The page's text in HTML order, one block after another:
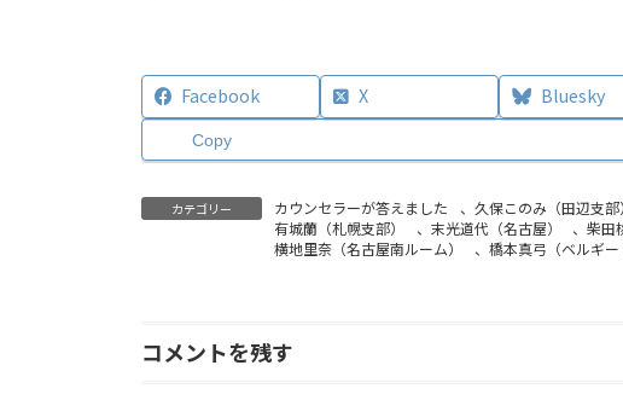
Facebook X Bluesky
Copy
カテゴリー カウンセラーが答えました 、 久保このみ（田辺支部）
有城蘭（札幌支部）
、 末光道代（名古屋） 、柴田
横地里奈（名古屋南ルーム）
、 橋本真弓（ベルギー
コメントを残す